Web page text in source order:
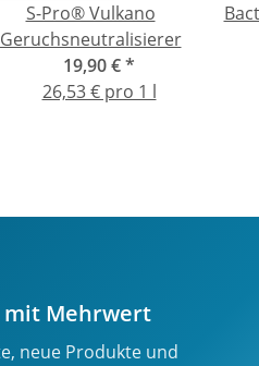
S-Pro® Vulkano
Geruchsneutralisierer
19,90 €*
26,53 € pro 1 l
Mehrwert
neue Produkte und